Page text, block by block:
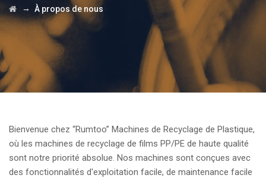
→ À propos de nous
Bienvenue chez “Rumtoo” Machines de Recyclage de Plastique,
où les machines de recyclage de films PP/PE de haute qualité
sont notre priorité absolue. Nos machines sont conçues avec
des fonctionnalités d'exploitation facile, de maintenance facile